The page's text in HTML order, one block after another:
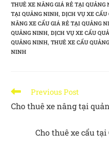
THUÊ XE NÂNG GIÁ RẺ TẠI QUẢNG
TẠI QUẢNG NINH, DỊCH VỤ XE
NÂNG XE CẨU GIÁ RẺ TẠI QUẢNG
QUẢNG NINH, DỊCH VỤ XE CẨU
QUẢNG NINH, THUÊ XE CẨU
NINH
Previous Post
Cho thuê xe nâng tại
Cho thuê xe cẩu